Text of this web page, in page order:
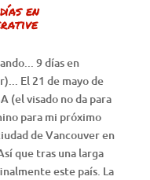
en
9 días en
El 21 de mayo de
(el visado no da para
para mi próximo
de Vancouver en
que tras una larga
este país. La